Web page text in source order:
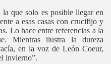
que solo es posible llegar en
a esas casas con crucifijo y
Lo hace entre referencias a la
Mientras ilustra la dureza
en la voz de León Coeur,
invierno”.